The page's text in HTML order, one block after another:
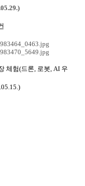
체험(드론, 로봇, AI 우